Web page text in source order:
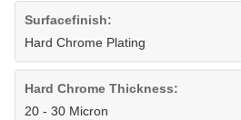
Surfacefinish:
Hard Chrome Plating
Hard Chrome Thickness:
20 - 30 Micron